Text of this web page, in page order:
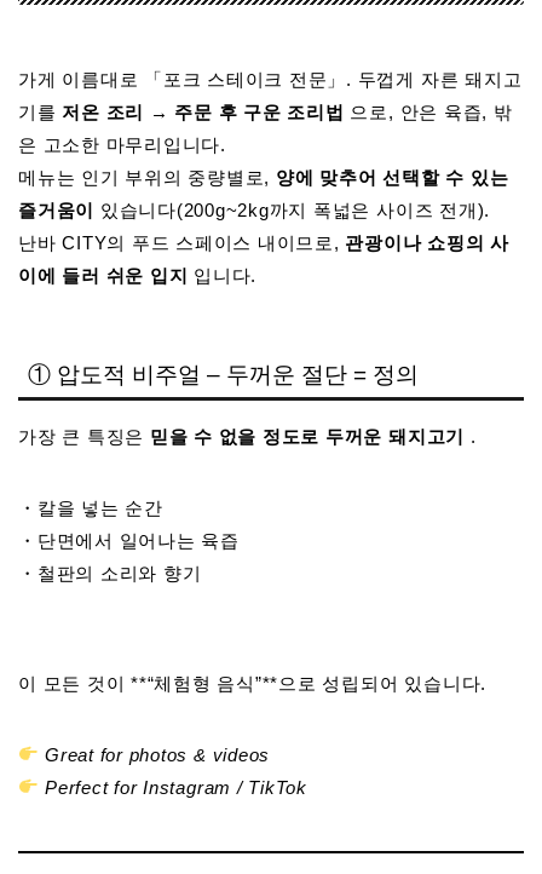
가게 이름대로 「포크 스테이크 전문」. 두껍게 자른 돼지고
기를 저온 조리 → 주문 후 구운 조리법 으로, 안은 육즙, 밖
은 고소한 마무리입니다.
메뉴는 인기 부위의 중량별로, 양에 맞추어 선택할 수 있는
즐거움이 있습니다(200g~2kg까지 폭넓은 사이즈 전개).
난바 CITY의 푸드 스페이스 내이므로, 관광이나 쇼핑의 사
이에 들러 쉬운 입지 입니다.
① 압도적 비주얼 – 두꺼운 절단 = 정의
가장 큰 특징은 믿을 수 없을 정도로 두꺼운 돼지고기 .
・칼을 넣는 순간
・단면에서 일어나는 육즙
・철판의 소리와 향기
이 모든 것이 **“체험형 음식”**으로 성립되어 있습니다.
Great for photos & videos
Perfect for Instagram / TikTok